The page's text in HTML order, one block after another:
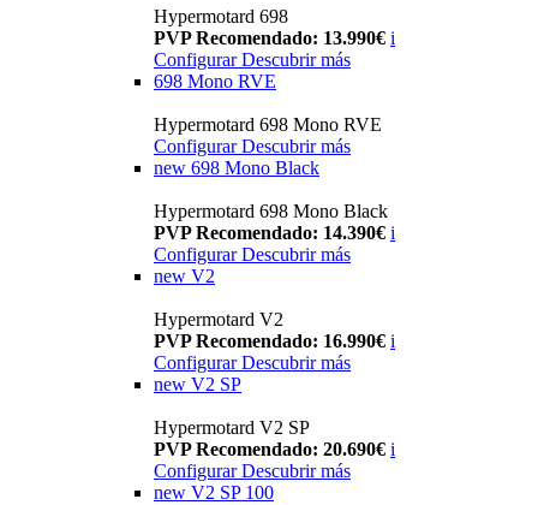
Hypermotard 698
PVP Recomendado: 13.990€ i
ConfigurarDescubrir más
698 Mono RVE
Hypermotard 698 Mono RVE
Configurar Descubrir más
new 698 Mono Black
Hypermotard 698 Mono Black
PVP Recomendado: 14.390€ i
Configurar Descubrir más
new V2
Hypermotard V2
PVP Recomendado: 16.990€ i
Configurar Descubrir más
new V2 SP
Hypermotard V2 SP
PVP Recomendado: 20.690€ i
Configurar Descubrir más
new V2 SP 100